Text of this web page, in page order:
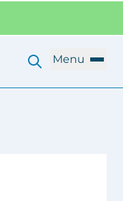
Menu